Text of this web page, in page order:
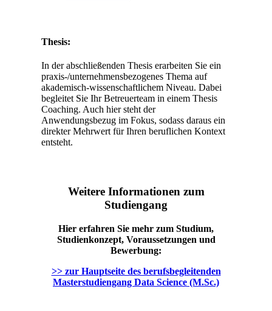
Thesis:
In der abschließenden Thesis erarbeiten Sie ein
praxis-/unternehmensbezogenes Thema auf
akademisch-wissenschaftlichem Niveau. Dabei
begleitet Sie Ihr Betreuerteam in einem Thesis
Coaching. Auch hier steht der
Anwendungsbezug im Fokus, sodass daraus ein
direkter Mehrwert für Ihren beruflichen Kontext
entsteht.
Weitere Informationen zum
Studiengang
Hier erfahren Sie mehr zum Studium,
Studienkonzept, Voraussetzungen und
Bewerbung:
>> zur Hauptseite des berufsbegleitenden
Masterstudiengang Data Science (M.Sc.)